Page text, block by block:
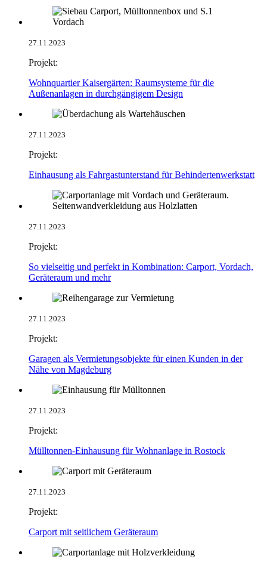
27.11.2023
Projekt:
Wohnquartier Kaisergärten: Raumsysteme für die
Außenanlagen in durchgängigem Design
27.11.2023
Projekt:
Einhausung als Fahrgastunterstand für Behindertenwerkstatt
27.11.2023
Projekt:
So vielseitig und perfekt in Kombination: Carport, Vordach,
Geräteraum und mehr
27.11.2023
Projekt:
Garagen als Vermietungsobjekte für einen Kunden in der
Nähe von Magdeburg
27.11.2023
Projekt:
Mülltonnen-Einhausung für Wohnanlage in Rostock
27.11.2023
Projekt:
Carport mit seitlichem Geräteraum